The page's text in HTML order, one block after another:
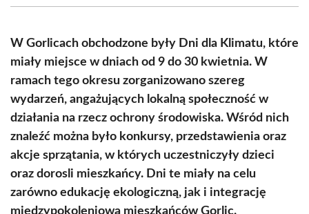
(Twitter)
W Gorlicach obchodzone były Dni dla Klimatu, które
miały miejsce w dniach od 9 do 30 kwietnia. W
ramach tego okresu zorganizowano szereg
wydarzeń, angażujących lokalną społeczność w
działania na rzecz ochrony środowiska. Wśród nich
znaleźć można było konkursy, przedstawienia oraz
akcje sprzątania, w których uczestniczyły dzieci
oraz dorosli mieszkańcy. Dni te miały na celu
zarówno edukację ekologiczną, jak i integrację
międzypokoleniową mieszkańców Gorlic.